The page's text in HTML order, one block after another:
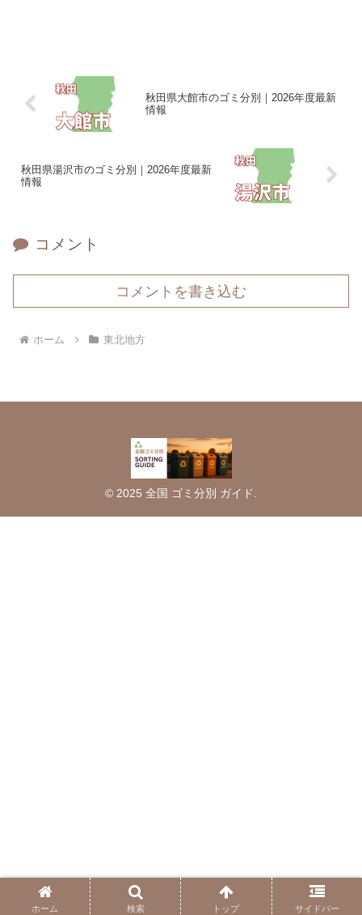
秋田県大館市のゴミ分別｜2026年度最新
情報
秋田県湯沢市のゴミ分別｜2026年度最新
情報
コメント
コメントを書き込む
ホーム 東北地方
© 2025 全国 ゴミ分別 ガイド.
ホーム 検索 トップ サイドバー